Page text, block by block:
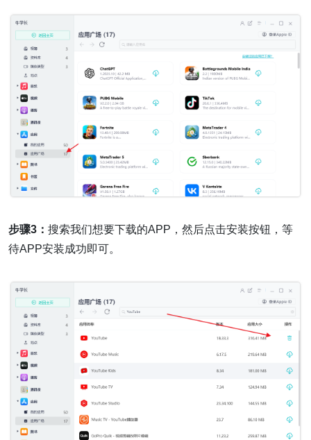
步骤3： 搜索我们想要下载的APP，然后点击安装按钮，等
待APP安装成功即可。